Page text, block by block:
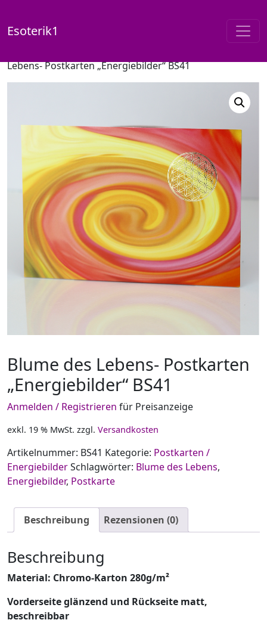
Esoterik1
Lebens- Postkarten „Energiebilder“ BS41
Blume des Lebens- Postkarten
„Energiebilder“ BS41
Anmelden / Registrieren für Preisanzeige
exkl. 19 % MwSt. zzgl. Versandkosten
Artikelnummer: BS41 Kategorie: Postkarten /
EnergiebilderSchlagwörter: Blume des Lebens,
Energiebilder, Postkarte
Beschreibung Rezensionen (0)
Beschreibung
Material: Chromo-Karton 280g/m²
Vorderseite glänzend und Rückseite matt,
beschreibbar